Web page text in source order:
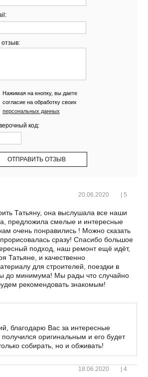
Нажимая на кнопку, вы даете
согласие на обработку своих
персональных данных
код:
20.06.2020 5
Татьяну, она выслушала все наши
предложила смелые и интересные
очень понравились ! Можно сказать
сразу! Спасибо большое
подход, наш ремонт ещё идёт,
Татьяне, и качественно
для строителей, поездки в
до минимума! Мы рады что случайно
рекомендовать знакомым!
благодарю Вас за интересные
получился оригинальным и его будет
собирать, но и обживать!
18.06.2020 4